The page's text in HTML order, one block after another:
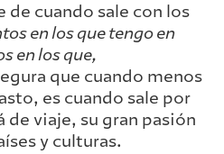
cuando sale con los
en los que tengo en
en los que,
que cuando menos
es cuando sale por
de viaje, su gran pasión
y culturas.